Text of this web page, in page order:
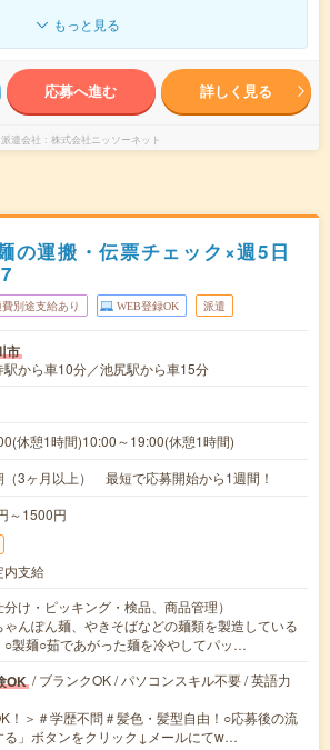
もっと見る
応募へ進む 詳しく見る
派遣会社 株式会社ニッソーネット
の運搬・伝票チェック×週5日
費別途支給あり WEB登録OK 派遣
市
駅から車10分／池尻駅から車15分
休憩1時間)10:00～19:00(休憩1時間)
（3ヶ月以上） 最短で応募開始から1週間！
～1500円
内支給
け・ピッキング・検品、商品管理）
ゃんぽん麺、やきそばなどの麺類を製造している
○製麺○茹であがった麺を冷やしてパッ…
OK / ブランクOK / パソコンスキル不要 / 英語力
！＞＃学歴不問＃髪色・髪型自由！○応募後の流
る」ボタンをクリック↓メールにてw…